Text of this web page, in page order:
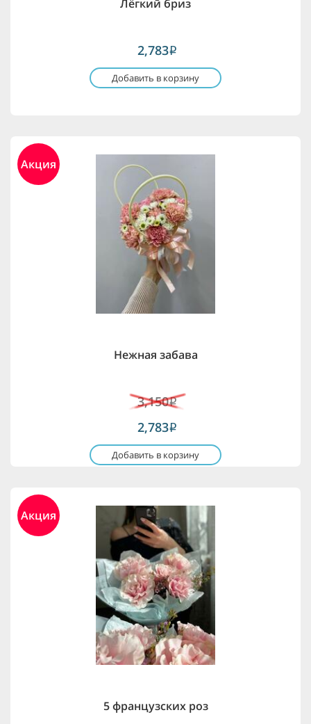
Лёгкий бриз
2,783i
Добавить в корзину
Акция
Нежная забава
3,150i
2,783i
Добавить в корзину
Акция
5 французских роз